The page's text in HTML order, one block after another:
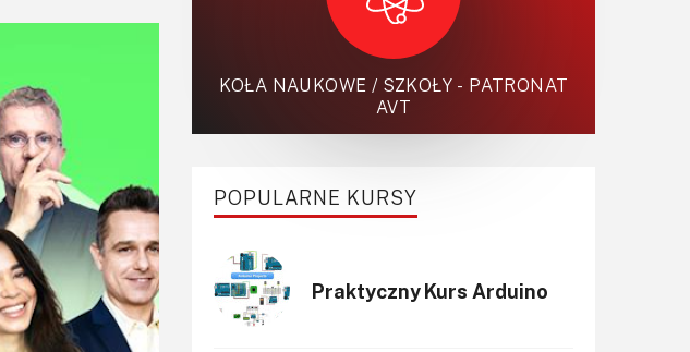
KOŁA NAUKOWE / SZKOŁY - PATRONAT
AVT
POPULARNE KURSY
Praktyczny Kurs Arduino